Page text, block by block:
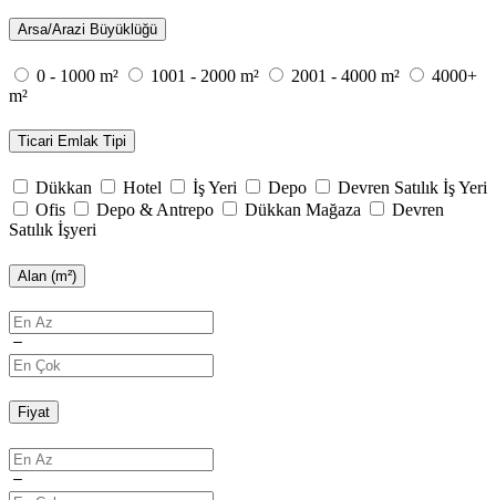
Arsa/Arazi Büyüklüğü
0 - 1000 m² 1001 - 2000 m² 2001 - 4000 m²
4000+
m²
Ticari Emlak Tipi
Dükkan Hotel İş Yeri Depo
Devren Satılık İş Yeri
Ofis
Depo & Antrepo Dükkan Mağaza
Devren
Satılık İşyeri
Alan (m²)
Fiyat